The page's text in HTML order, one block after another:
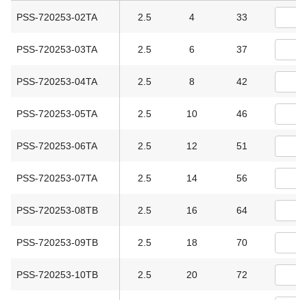
PSS-720253-02TA 2.5 4 33
PSS-720253-03TA 2.5 6 37
PSS-720253-04TA 2.5 8 42
PSS-720253-05TA 2.5 10 46
PSS-720253-06TA 2.5 12 51
PSS-720253-07TA 2.5 14 56
PSS-720253-08TB 2.5 16 64
PSS-720253-09TB 2.5 18 70
PSS-720253-10TB 2.5 20 72